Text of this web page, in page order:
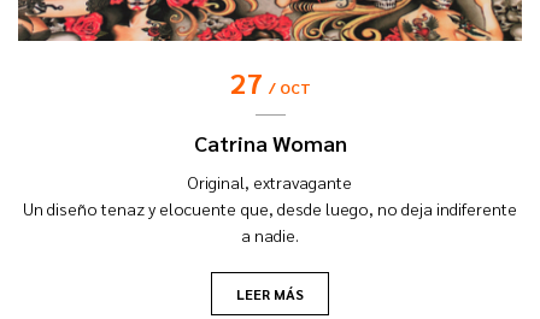
27 OCT
Catrina Woman
Original, extravagante
Un diseño tenaz y elocuente que, desde luego, no deja indiferente
a nadie.
LEER MÁS